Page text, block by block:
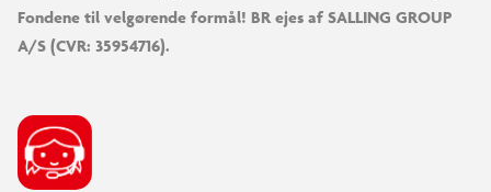
Fondene til velgørende formål! BR ejes af SALLING GROUP
A/S (CVR: 35954716).